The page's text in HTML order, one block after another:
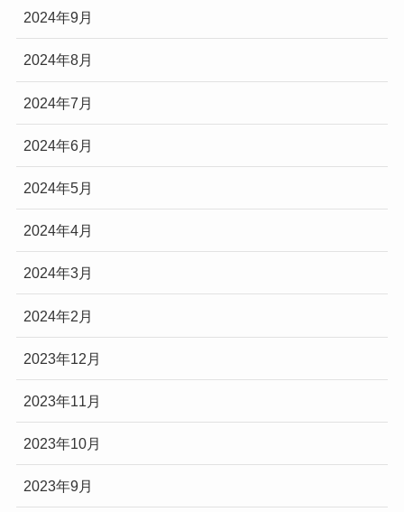
2024年9月
2024年8月
2024年7月
2024年6月
2024年5月
2024年4月
2024年3月
2024年2月
2023年12月
2023年11月
2023年10月
2023年9月